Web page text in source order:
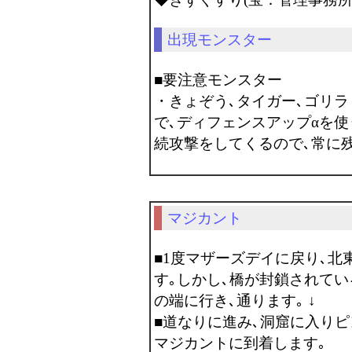
出現モンスター
■要注意モンスター
・きょぞう､タイガー､ゴリ
で､ディフェンスアップαを
続攻撃をしてくるので､常に
マジカント
■1度マザーズデイに戻り､北
す｡しかし､橋が封鎖されて
の端に行き､通ります｡ ↓
■道なりに進み､洞窟に入り
マジカントに到着します｡